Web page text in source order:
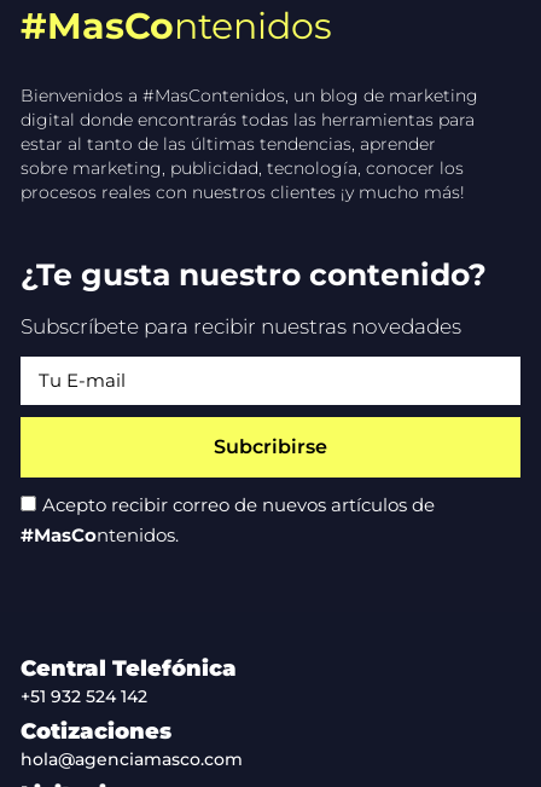
#MasContenidos
Bienvenidos a #MasContenidos, un blog de marketing
digital donde encontrarás todas las herramientas para
estar al tanto de las últimas tendencias, aprender
sobre marketing, publicidad, tecnología, conocer los
procesos reales con nuestros clientes ¡y mucho más!
¿Te gusta nuestro contenido?
Subscríbete para recibir nuestras novedades
Acepto recibir correo de nuevos artículos de
#MasContenidos.
Subcribirse
Central Telefónica
+51 932 524 142
Cotizaciones
hola@agenciamasco.com